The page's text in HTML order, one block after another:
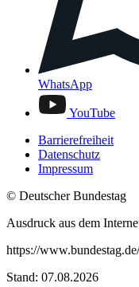
WhatsApp
YouTube
Barrierefreiheit
Datenschutz
Impressum
© Deutscher Bundestag
Ausdruck aus dem
https://
Stand: 07.08.2026